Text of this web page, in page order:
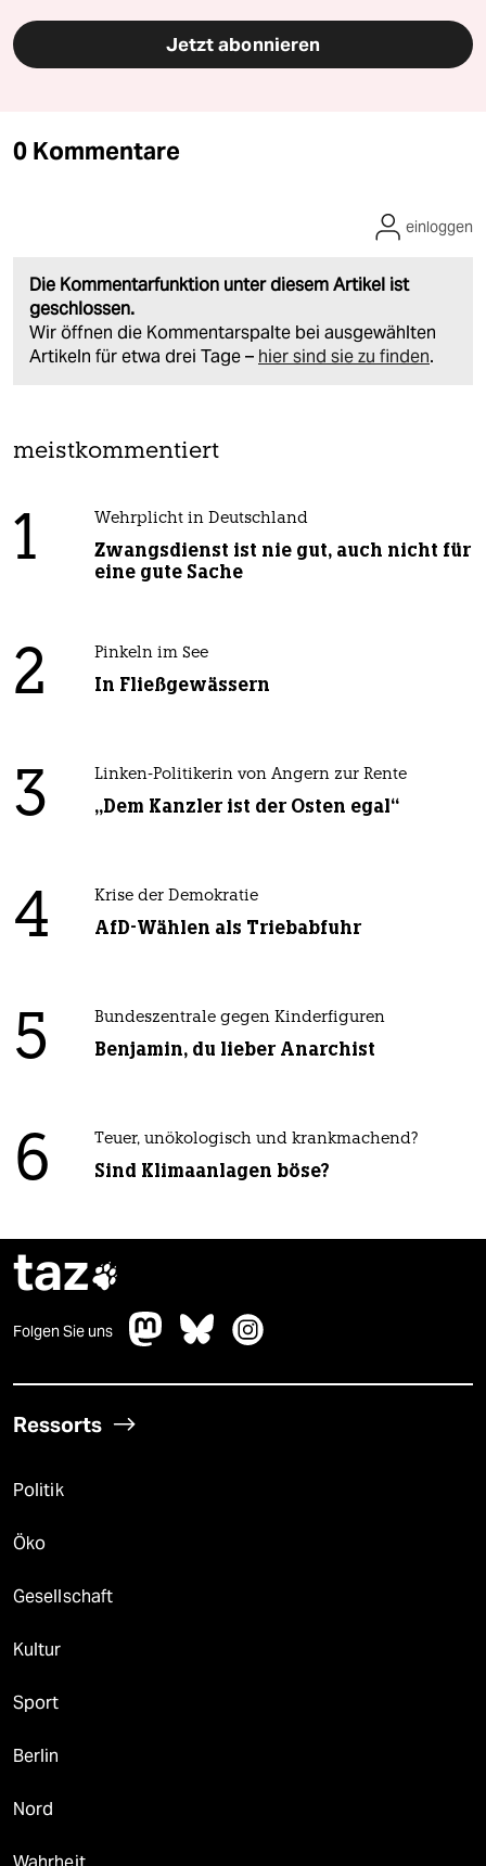
Jetzt abonnieren
0 Kommentare
Die Kommentarfunktion unter diesem Artikel ist
geschlossen.
Wir öffnen die Kommentarspalte bei ausgewählten
Artikeln für etwa drei Tage – hier sind sie zu finden.
einloggen
meistkommentiert
1 Wehrplicht in Deutschland
Zwangsdienst ist nie gut, auch nicht für
eine gute Sache
2 Pinkeln im See
In Fließgewässern
3 Linken-Politikerin von Angern zur Rente
„Dem Kanzler ist der Osten egal“
4 Krise der Demokratie
AfD-Wählen als Triebabfuhr
5 Bundeszentrale gegen Kinderfiguren
Benjamin, du lieber Anarchist
6 Teuer, unökologisch und krankmachend?
Sind Klimaanlagen böse?
taz
Folgen Sie uns
Ressorts
Politik
Öko
Gesellschaft
Kultur
Sport
Berlin
Nord
Wahrheit